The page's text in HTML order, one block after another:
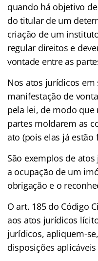
quando há objetivo
do titular de um
criação de um
regular direitos e
vontade entre as
Nos atos jurídicos
manifestação de
pela lei, de modo que
partes moldarem as
ato (pois elas já
São exemplos de
a ocupação de um
obrigação e o
O art. 185 do Código
aos atos jurídicos
jurídicos, apliquem-
disposições